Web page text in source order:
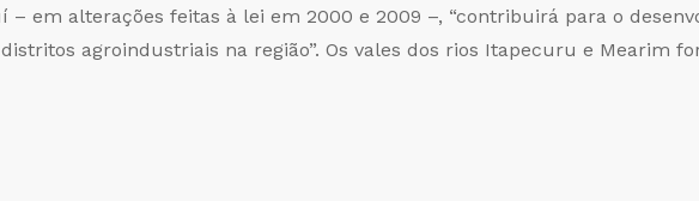
– em alterações feitas à lei em 2000 e 2009 –, “contribuirá para o
agroindustriais na região”. Os vales dos rios Itapecuru e Mearim